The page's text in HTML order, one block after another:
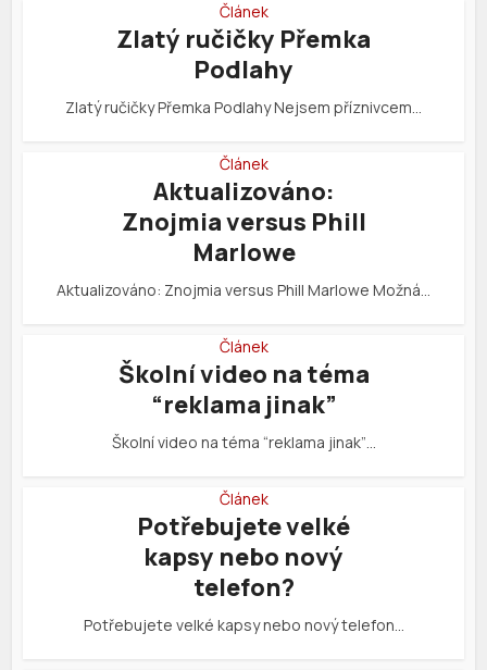
Článek
Zlatý ručičky Přemka
Podlahy
Zlatý ručičky Přemka Podlahy Nejsem příznivcem…
Článek
Aktualizováno:
Znojmia versus Phill
Marlowe
Aktualizováno: Znojmia versus Phill Marlowe Možná…
Článek
Školní video na téma
“reklama jinak”
Školní video na téma “reklama jinak”…
Článek
Potřebujete velké
kapsy nebo nový
telefon?
Potřebujete velké kapsy nebo nový telefon…